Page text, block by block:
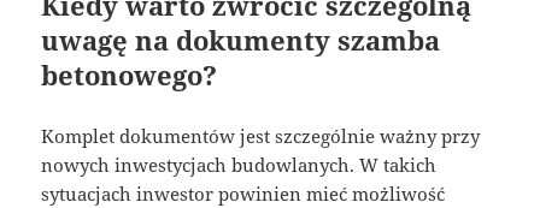
uwagę na dokumenty szamba
betonowego?
Komplet dokumentów jest szczególnie ważny przy
nowych inwestycjach budowlanych. W takich
sytuacjach inwestor powinien mieć możliwość